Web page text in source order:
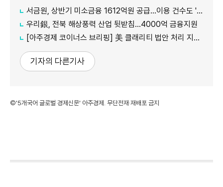
서금원, 상반기 미소금융 1612억원 공급…이용 건수도 '역대 최대'
우리銀, 전북 해상풍력 산업 뒷받침…4000억 금융지원
[아주경제 코이너스 브리핑] 美 클래리티 법안 처리 지연에…비트코인 6만4000달러대 횡보
기자의 다른기사
©'5개국어 글로벌 경제신문' 아주경제. 무단전재·재배포 금지